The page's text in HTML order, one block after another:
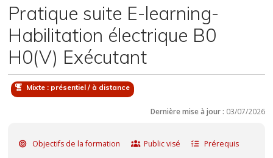
Pratique suite E-learning-
Habilitation électrique B0
H0(V) Exécutant
Mixte : présentiel / à distance
Dernière mise à jour : 03/07/2026
Objectifs de la formation Public visé Prérequis